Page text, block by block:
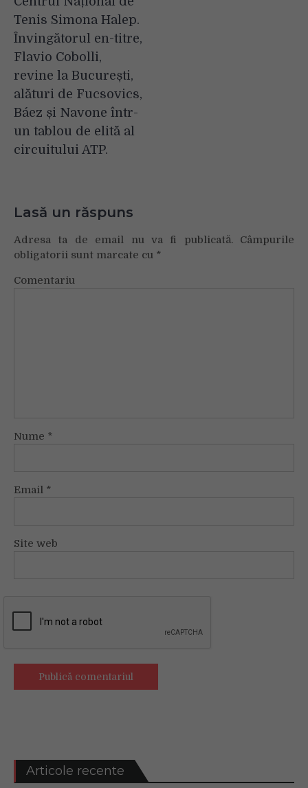
Tenis Simona Halep.
Învingătorul en-titre,
Flavio Cobolli,
revine la București,
alături de Fucsovics,
Báez și Navone într-
un tablou de elită al
circuitului ATP.
Lasă un răspuns
Adresa ta de email nu va fi publicată. Câmpurile
obligatorii sunt marcate cu *
Comentariu
Nume *
Email *
Site web
Articole recente